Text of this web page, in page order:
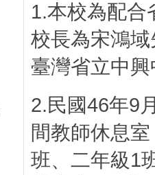
1.本校為配合
校長為宋鴻
臺灣省立中
2.民國46年9
間教師休息
班、二年級1